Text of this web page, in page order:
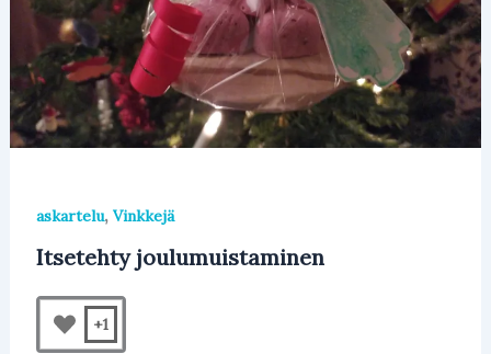
askartelu, Vinkkejä
Itsetehty joulumuistaminen
+1